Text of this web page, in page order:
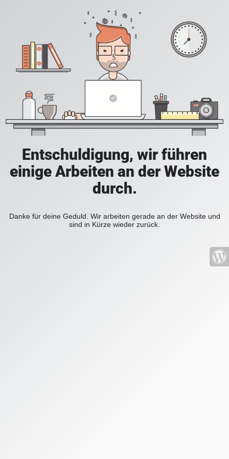
Entschuldigung, wir führen
einige Arbeiten an der Website
durch.
Danke für deine Geduld. Wir arbeiten gerade an der Website und
sind in Kürze wieder zurück.